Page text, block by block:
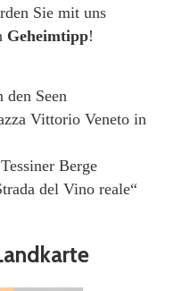
Sie mit uns
Geheimtipp!
den Seen
Vittorio Veneto in
Berge
del Vino reale“